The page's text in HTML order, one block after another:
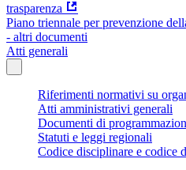
trasparenza
Piano triennale per prevenzione
- altri documenti
Atti generali
Riferimenti normativi su
Atti amministrativi generali
Documenti di
Statuti e leggi regionali
Codice disciplinare e codice